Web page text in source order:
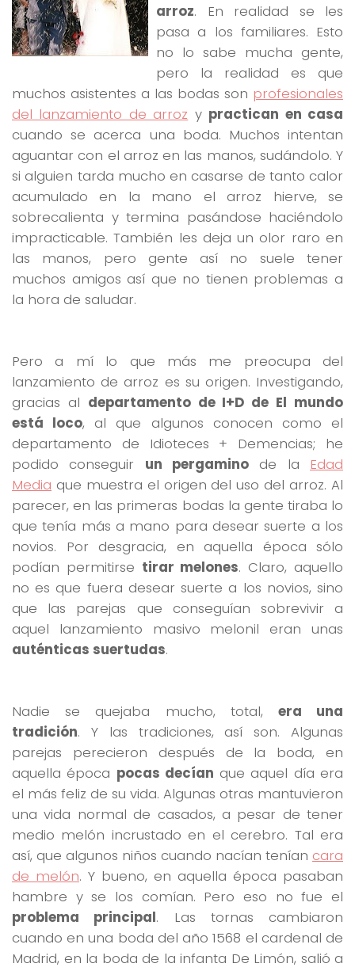
arroz. En realidad se les
pasa a los familiares. Esto
no lo sabe mucha gente,
pero la realidad es que
muchos asistentes a las bodas son profesionales
del lanzamiento de arroz y practican en casa
cuando se acerca una boda. Muchos intentan
aguantar con el arroz en las manos, sudándolo. Y
si alguien tarda mucho en casarse de tanto calor
acumulado en la mano el arroz hierve, se
sobrecalienta y termina pasándose haciéndolo
impracticable. También les deja un olor raro en
las manos, pero gente así no suele tener
muchos amigos así que no tienen problemas a
la hora de saludar.
Pero a mí lo que más me preocupa del
lanzamiento de arroz es su origen. Investigando,
gracias al departamento de I+D de El mundo
está loco, al que algunos conocen como el
departamento de Idioteces + Demencias; he
podido conseguir un pergamino de la Edad
Media que muestra el origen del uso del arroz. Al
parecer, en las primeras bodas la gente tiraba lo
que tenía más a mano para desear suerte a los
novios. Por desgracia, en aquella época sólo
podían permitirse tirar melones. Claro, aquello
no es que fuera desear suerte a los novios, sino
que las parejas que conseguían sobrevivir a
aquel lanzamiento masivo melonil eran unas
auténticas suertudas.
Nadie se quejaba mucho, total, era una
tradición. Y las tradiciones, así son. Algunas
parejas perecieron después de la boda, en
aquella época pocas decían que aquel día era
el más feliz de su vida. Algunas otras mantuvieron
una vida normal de casados, a pesar de tener
medio melón incrustado en el cerebro. Tal era
así, que algunos niños cuando nacían tenían cara
de melón. Y bueno, en aquella época pasaban
hambre y se los comían. Pero eso no fue el
problema principal. Las tornas cambiaron
cuando en una boda del año 1568 el cardenal de
Madrid, en la boda de la infanta De Limón, salió a